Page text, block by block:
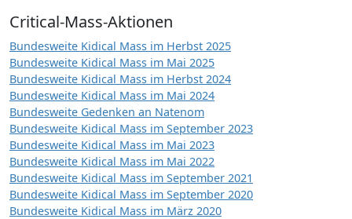
Critical-Mass-Aktionen
Bundesweite Kidical Mass im Herbst 2025
Bundesweite Kidical Mass im Mai 2025
Bundesweite Kidical Mass im Herbst 2024
Bundesweite Kidical Mass im Mai 2024
Bundesweite Gedenken an Natenom
Bundesweite Kidical Mass im September 2023
Bundesweite Kidical Mass im Mai 2023
Bundesweite Kidical Mass im Mai 2022
Bundesweite Kidical Mass im September 2021
Bundesweite Kidical Mass im September 2020
Bundesweite Kidical Mass im März 2020